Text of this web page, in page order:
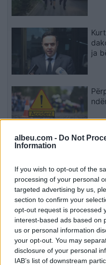
albeu.com - Do Not
Information
If you wish to opt-out of the
processing of your personal
targeted advertising by us,
section to confirm your
opt-out request is processed
interest-based ads based on
us or personal information
your opt-out. You may
disclosure of your personal
IAB’s list of downstream
ja